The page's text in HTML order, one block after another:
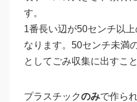
す。
1番長い辺が50センチ以
なります。50センチ未満
としてごみ収集に出すこ
プラスチックのみで作ら